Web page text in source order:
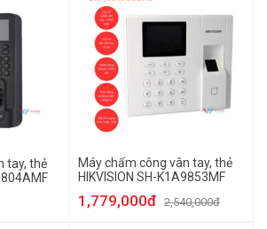
tay, thẻ
Máy chấm công vân tay, thẻ
HIKVISION SH-K1A9853MF
1,779,000đ 2,540,000đ